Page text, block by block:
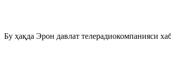
Бу ҳақда Эрон давлат телерадиокомпанияси